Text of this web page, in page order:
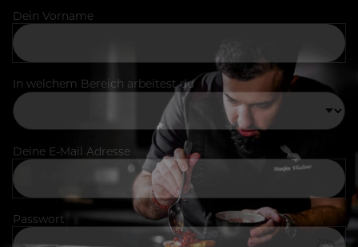
Dein Vorname
In welchem Bereich arbeitest du
Deine E-Mail Adresse
Passwort